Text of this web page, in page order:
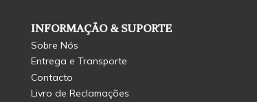
INFORMAÇÃO & SUPORTE
Sobre Nós
Entrega e Transporte
Contacto
Livro de Reclamações